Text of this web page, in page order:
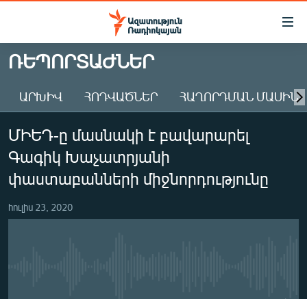
Մատչելիության
Անցնել
հիմնական
Անցնել
հիմնական
մենյուին
Որոնում
ԱԶԱՏՈՒԹՅՈՒՆ TV
ՀԱՅԱՍՏԱՆ
ԸՆՏՐՈՒԹՅՈՒՆՆԵՐ 2026
ԻՐԱՎՈՒՆՔ
ՏՆՏԵՍՈՒԹՅՈՒՆ
ՌԵՊՈՐՏԱԺՆԵՐ
ԱՐԽԻՎ ՀՈԴՎԱԾՆԵՐ ՀԱՂՈՐԴՄԱՆ ՄԱՍԻՆ
ՄԻԵԴ-ը մասնակի է բավարարել
Գագիկ Խաչատրյանի
փաստաբանների միջնորդությունը
հուլիս 23, 2020